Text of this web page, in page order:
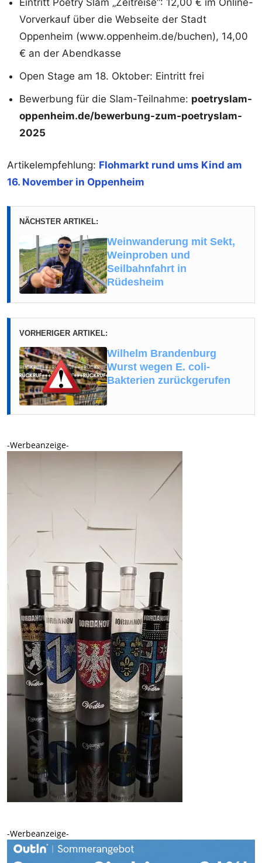
Eintritt Poetry Slam „Zeitreise“: 12,00 € im Online-
Vorverkauf über die Webseite der Stadt
Oppenheim (www.oppenheim.de/buchen), 14,00
€ an der Abendkasse
Open Stage am 18. Oktober: Eintritt frei
Bewerbung für die Slam-Teilnahme: poetryslam-
oppenheim.de/bewerbung-zum-poetryslam-
2025
Artikelempfehlung: Flohmarkt rund ums Kind am
16. November in Oppenheim
NÄCHSTER ARTIKEL:
Weinwanderung mit Sekt,
Weinproben und
Seilbahnfahrt in
Rüdesheim
VORHERIGER ARTIKEL:
Wilhelm Brandenburg
Wurst wegen E. coli-
Bakterien zurückgerufen
-Werbeanzeige-
-Werbeanzeige-